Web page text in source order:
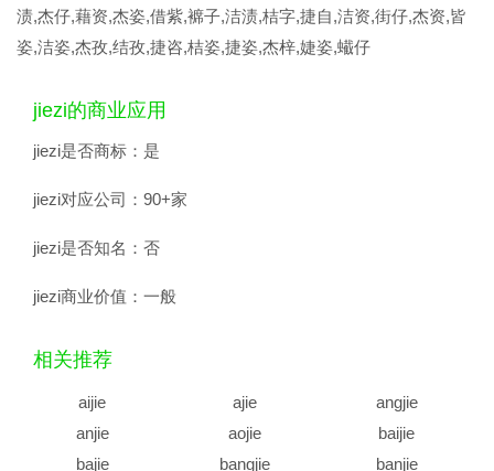
渍,杰仔,藉资,杰姿,借紫,褯子,洁渍,桔字,捷自,洁资,街仔,杰资,皆
姿,洁姿,杰孜,结孜,捷咨,桔姿,捷姿,杰梓,婕姿,蠘仔
jiezi的商业应用
jiezi是否商标： 是
jiezi对应公司： 90+家
jiezi是否知名： 否
jiezi商业价值： 一般
相关推荐
aijie ajie
angjie
anjie
aojie
baijie
bajie
bangjie banjie